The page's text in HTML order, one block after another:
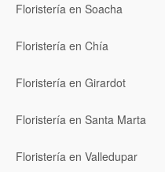
Floristería en Soacha
Floristería en Chía
Floristería en Girardot
Floristería en Santa Marta
Floristería en Valledupar